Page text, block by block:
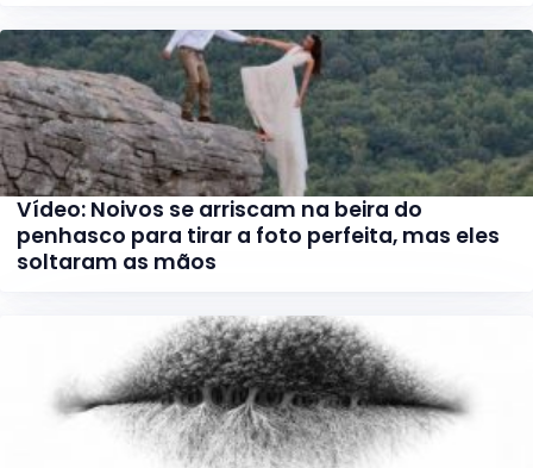
Vídeo: Noivos se arriscam na beira do
penhasco para tirar a foto perfeita, mas eles
soltaram as mãos